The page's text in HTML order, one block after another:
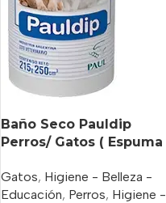
Baño Seco Pauldip
Perros/ Gatos ( Espuma
Gatos, Higiene - Belleza -
Educación, Perros, Higiene -